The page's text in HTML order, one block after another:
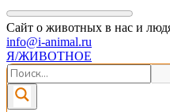
Сайт о животных в нас и
info@i-animal.ru
Я/ЖИВОТНОЕ